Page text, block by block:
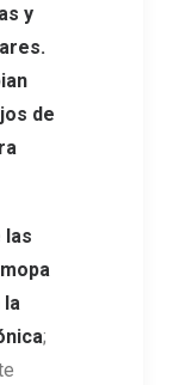
y
de
las
;